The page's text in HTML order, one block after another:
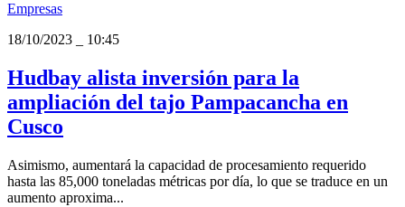
Empresas
18/10/2023
10:45
Hudbay alista inversión para la
ampliación del tajo Pampacancha en
Cusco
Asimismo, aumentará la capacidad de procesamiento requerido
hasta las 85,000 toneladas métricas por día, lo que se traduce en un
aumento aproxima...